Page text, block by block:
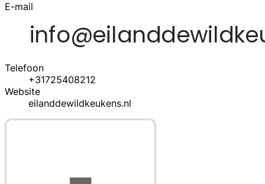
E-mail
Telefoon
+31725408212
Website
eilanddewildkeukens.nl